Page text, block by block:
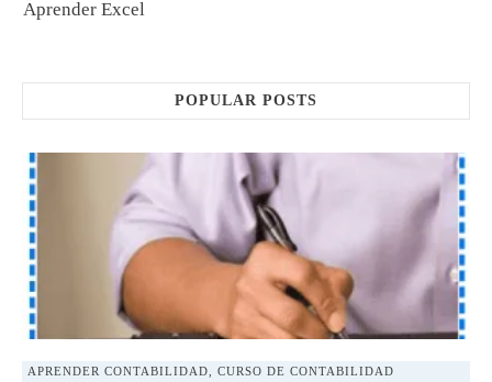
Aprender Excel
POPULAR POSTS
APRENDER CONTABILIDAD CURSO DE CONTABILIDAD